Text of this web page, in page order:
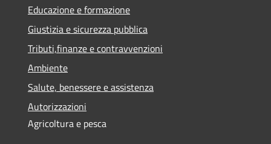
Educazione e formazione
Giustizia e sicurezza pubblica
Tributi,finanze e contravvenzioni
Ambiente
Salute, benessere e assistenza
Autorizzazioni
Agricoltura e pesca